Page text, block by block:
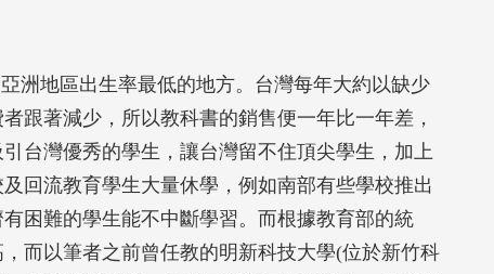
洲地區出生率最低的地方。台灣每年大約以缺少
跟著減少，所以教科書的銷售便一年比一年差，
台灣優秀的學生，讓台灣留不住頂尖學生，加上
回流教育學生大量休學，例如南部有些學校推出
困難的學生能不中斷學習。而根據教育部的統
而以筆者之前曾任教的明新科技大學(位於新竹科